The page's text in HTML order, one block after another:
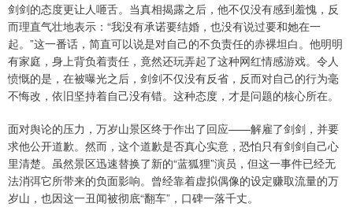
剑剑的态度更让人咂舌。当真相揭露之后，他不仅没有感到羞愧，反
而理直气壮地表示：“我没有承诺要结婚，也没有说过要和她在一
起。”这一番话，简直可以说是对自己的不负责任的赤裸坦白。他明明
有家庭，身上背负着责任，竟然还玩弄起了这种网红情感游戏。令人
愤慨的是，在被曝光之后，剑剑不仅没有反省，反而对自己的行为毫
不悔改，依旧坚持着自己没有错。这种态度，才是问题的核心所在。
面对舆论的压力，万岁山景区终于作出了回应——解雇了剑剑，并要
求他公开道歉。然而，这个道歉是否真心实意，恐怕只有剑剑自己心
里清楚。虽然景区迅速替换了新的“蓝狐狸”演员，但这一事件已经无
法消弭它所带来的负面影响。曾经靠着虚拟偶像的设定赚取流量的万
岁山，也因这一丑闻被彻底“翻车”，口碑一落千丈。